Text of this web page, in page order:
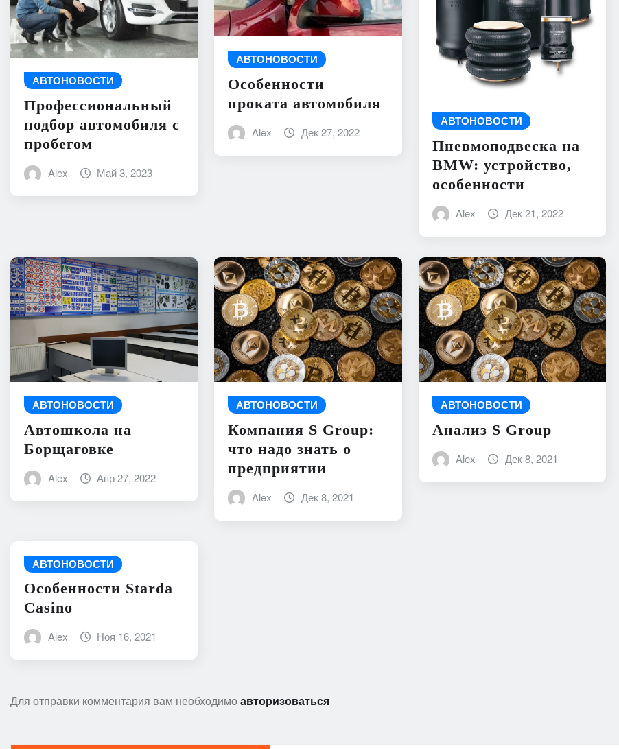
АВТОНОВОСТИ
Профессиональный
подбор автомобиля с
пробегом
Alex Май 3, 2023
АВТОНОВОСТИ
Особенности
проката автомобиля
Alex Дек 27, 2022
АВТОНОВОСТИ
Пневмоподвеска на
BMW: устройство,
особенности
Alex Дек 21, 2022
АВТОНОВОСТИ
Автошкола на
Борщаговке
Alex Апр 27, 2022
АВТОНОВОСТИ
Компания S Group:
что надо знать о
предприятии
Alex Дек 8, 2021
АВТОНОВОСТИ
Анализ S Group
Alex Дек 8, 2021
АВТОНОВОСТИ
Особенности Starda
Сasino
Alex Ноя 16, 2021
Для отправки комментария вам необходимоавторизоваться